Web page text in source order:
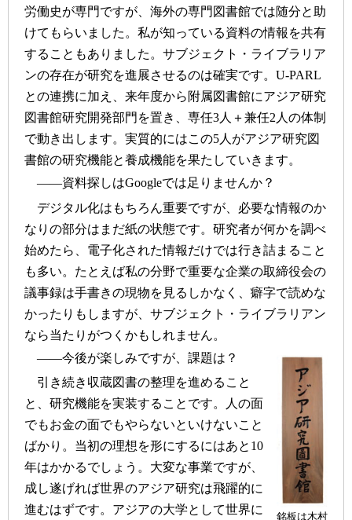
労働史が専門ですが、海外の専門図書館では随分と助
けてもらいました。私が知っている資料の情報を共有
することもありました。サブジェクト・ライブラリア
ンの存在が研究を進展させるのは確実です。U-PARL
との連携に加え、来年度から附属図書館にアジア研究
図書館研究開発部門を置き、専任3人＋兼任2人の体制
で動き出します。実質的にはこの5人がアジア研究図
書館の研究機能と養成機能を果たしていきます。
――資料探しはGoogleでは足りませんか？
デジタル化はもちろん重要ですが、必要な情報のか
なりの部分はまだ紙の状態です。研究者が何かを調べ
始めたら、電子化された情報だけでは行き詰まること
も多い。たとえば私の分野で重要な企業の取締役会の
議事録は手書きの現物を見るしかなく、癖字で読めな
かったりもしますが、サブジェクト・ライブラリアン
なら当たりがつくかもしれません。
銘板は木村
――今後が楽しみですが、課題は？
引き続き収蔵図書の整理を進めること
と、研究機能を実装することです。人の面
でもお金の面でもやらないといけないこと
ばかり。当初の理想を形にするにはあと10
年はかかるでしょう。大変な事業ですが、
成し遂げれば世界のアジア研究は飛躍的に
進むはずです。アジアの大学として世界に